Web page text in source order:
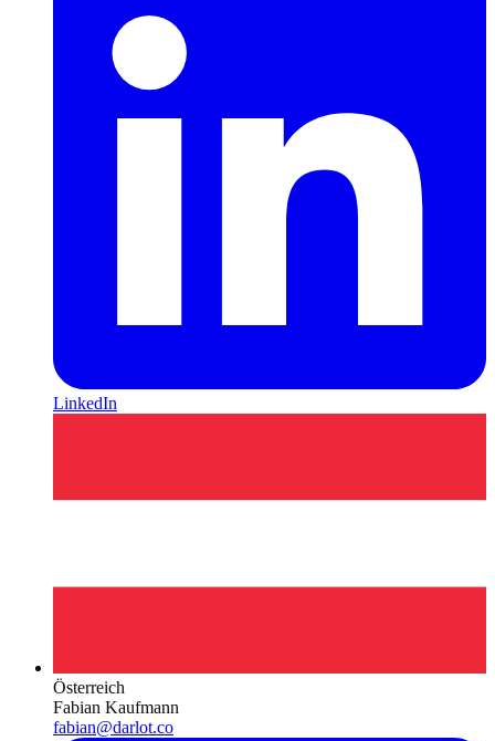
LinkedIn
Österreich
Fabian Kaufmann
fabian@darlot.co